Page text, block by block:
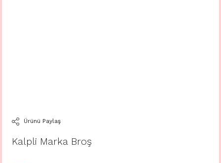
Ürünü Paylaş
Kalpli Marka Broş